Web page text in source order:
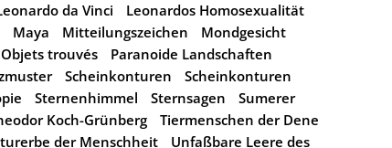
da Vinci
Leonardos Homosexualität
Maya Mitteilungszeichen
Mondgesicht
Objets trouvés
Paranoide Landschaften
Scheinkonturen
Scheinkonturen
Sternenhimmel Sternsagen
Sumerer
Koch-Grünberg
Tiermenschen der Dene
der Menschheit
Unfaßbare Leere des